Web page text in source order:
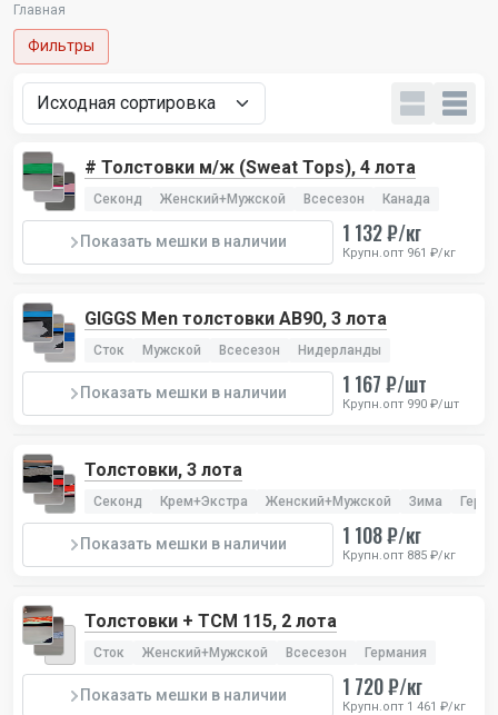
Главная
Фильтры
# Толстовки м/ж (Sweat Tops), 4 лота
Секонд Женский+Мужской Всесезон Канада
Показать мешки в наличии 1 132 ₽/кг
Крупн.опт 961 ₽/кг
GIGGS Men толстовки AB90, 3 лота
Сток Мужской Всесезон Нидерланды
Показать мешки в наличии 1 167 ₽/шт
Крупн.опт 990 ₽/шт
Толстовки, 3 лота
Секонд Крем+Экстра Женский+Мужской Зима
Показать мешки в наличии 1 108 ₽/кг
Крупн.опт 885 ₽/кг
Толстовки + TCM 115, 2 лота
Сток Женский+Мужской Всесезон Германия
Показать мешки в наличии 1 720 ₽/кг
Крупн.опт 1 461 ₽/кг